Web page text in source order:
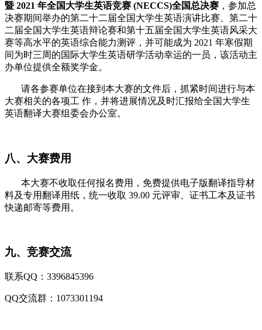
暨 2021 年全国大学生英语竞赛 (NECCS)全国总决赛 ，参加总
决赛期间举办的第二十二届全国大学生英语演讲比赛、第二十
二届全国大学生英语辩论赛和第十五届全国大学生英语风采大
赛等高水平的英语综合能力测评，并可能成为 2021 年寒假期
间为时三周的国际大学生英语研学活动幸运的一员，该活动主
办单位提供全额奖学金。
请各参赛单位在接到本大赛的文件后，抓紧时间进行与本
大赛相关的各项工 作，并将进展情况及时汇报给全国大学生
英语翻译大赛组委会办公室。
八、大赛费用
本大赛不收取任何报名费用，免费提供电子版翻译指导材
料及专用翻译用纸，统一收取 39.00 元评审、证书工本及证书
快递邮寄等费用。
九、竞赛交流
联系QQ：3396845396
QQ交流群：1073301194